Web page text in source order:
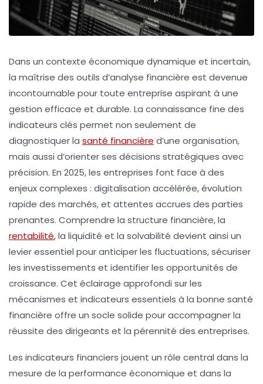
Dans un contexte économique dynamique et incertain,
la maîtrise des outils d’analyse financière est devenue
incontournable pour toute entreprise aspirant à une
gestion efficace et durable. La connaissance fine des
indicateurs clés permet non seulement de
diagnostiquer la santé financière d’une organisation,
mais aussi d’orienter ses décisions stratégiques avec
précision. En 2025, les entreprises font face à des
enjeux complexes : digitalisation accélérée, évolution
rapide des marchés, et attentes accrues des parties
prenantes. Comprendre la structure financière, la
rentabilité, la liquidité et la solvabilité devient ainsi un
levier essentiel pour anticiper les fluctuations, sécuriser
les investissements et identifier les opportunités de
croissance. Cet éclairage approfondi sur les
mécanismes et indicateurs essentiels à la bonne santé
financière offre un socle solide pour accompagner la
réussite des dirigeants et la pérennité des entreprises.
Les indicateurs financiers jouent un rôle central dans la
mesure de la performance économique et dans la